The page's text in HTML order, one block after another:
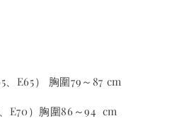
、E65） 胸圍79～87 cm
E70）胸圍86～94 cm